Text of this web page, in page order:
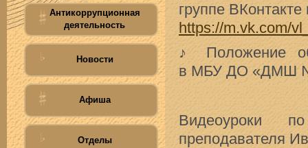
Антикоррупционная
деятельность
Новости
Афиша
Отделы
группе
https://m.vk.com/
♪ Положение об
в МБУ ДО «ДМШ №
Видеоуроки
преподавателя